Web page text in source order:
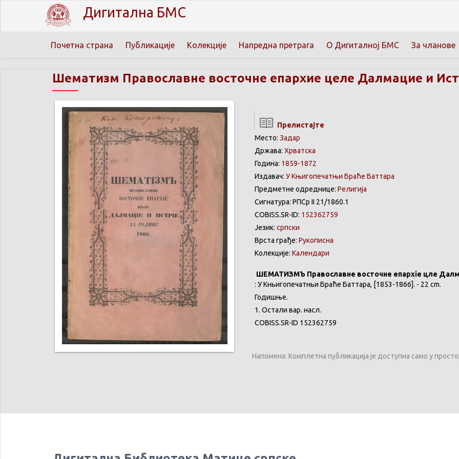
Дигитална БМС
Почетна страна Публикације Колекције Напредна претрага О Дигиталној БМС За чланове
Шематизм Православне восточне епархие целе Далмацие и
Прелистајте
Место: Задар
Држава: Хрватска
Година: 1859-1872
Издавач: У Књигопечатњи Браће Баттара
Предметне одреднице: Религија
Сигнатура: РПСр II 21/1860.1
COBISS.SR-ID: 152362759
Језик: српски
Врста грађе: Рукописна
Колекције: Календари
ШЕМАТИЗМЪ Православне восточне епархіе цѣле
: У Кньигопечатньи Браће Баттара, [1853-1866]. - 22 cm.
Годишње.
1. Остали вар.
COBISS.SR-ID 152362759
Напомена: Комплетна публикација је доступна само у